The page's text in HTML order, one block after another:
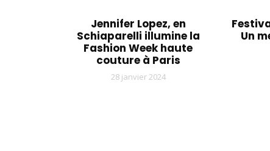
Jennifer Lopez, en
Schiaparelli illumine la
Fashion Week haute
couture à Paris
28 janvier 2024
Un